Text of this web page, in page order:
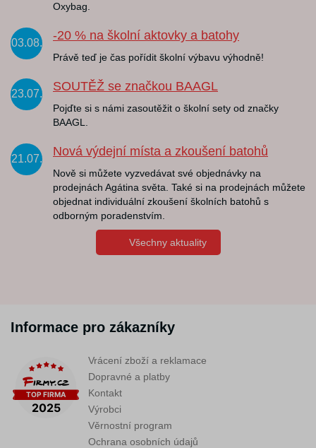
Oxybag.
03.08.
-20 % na školní aktovky a batohy
Právě teď je čas pořídit školní výbavu výhodně!
23.07.
SOUTĚŽ se značkou BAAGL
Pojďte si s námi zasoutěžit o školní sety od značky
BAAGL.
21.07.
Nová výdejní místa a zkoušení batohů
Nově si můžete vyzvedávat své objednávky na
prodejnách Agátina světa. Také si na prodejnách můžete
objednat individuální zkoušení školních batohů s
odborným poradenstvím.
Všechny aktuality
Informace pro zákazníky
Vrácení zboží a reklamace
Dopravné a platby
Kontakt
Výrobci
Věrnostní program
Ochrana osobních údajů